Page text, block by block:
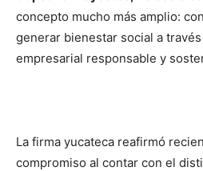
concepto mucho más amplio:
generar bienestar social a
empresarial responsable y
La firma yucateca reafirmó
compromiso al contar con el